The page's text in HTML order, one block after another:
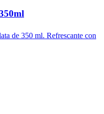
de 350 ml. Refrescante con